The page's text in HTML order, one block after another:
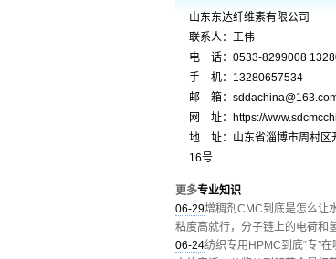
山东东达纤维素有限公司
联系人：王伟
电 话：0533-8299008
手 机：13280657534
邮 箱：
网 址：https://
地 址：山东省淄博市周村区
16号
更多专业知识
06-29增稠剂CMC到底是怎么让
粘度高就行，分子链上的电荷和
06-24纺织专用HPMC到底“专”